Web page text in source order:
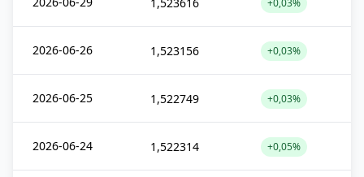
+0,03%
2026-06-26 1,523156 +0,03%
2026-06-25 1,522749 +0,03%
2026-06-24 1,522314 +0,05%